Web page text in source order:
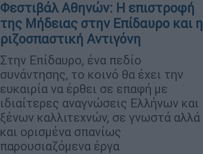
Φεστιβάλ Αθηνών: Η επιστροφή
της Μήδειας στην Επίδαυρο και η
ριζοσπαστική Αντιγόνη
Στην Επίδαυρο, ένα πεδίο
συνάντησης, το κοινό θα έχει την
ευκαιρία να έρθει σε επαφή με
ιδιαίτερες αναγνώσεις Ελλήνων και
ξένων καλλιτεχνών, σε γνωστά αλλά
και ορισμένα σπανίως
παρουσιαζόμενα έργα